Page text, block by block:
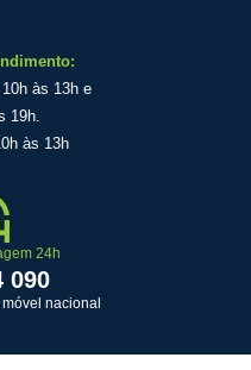
às 13h e
19h.
às 13h
24h
090
nacional